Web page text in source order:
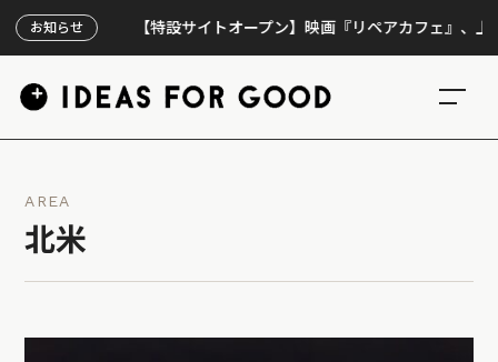
お知らせ【特設サイトオープン】映画『リペアカフェ』、上映300回
AREA
北米